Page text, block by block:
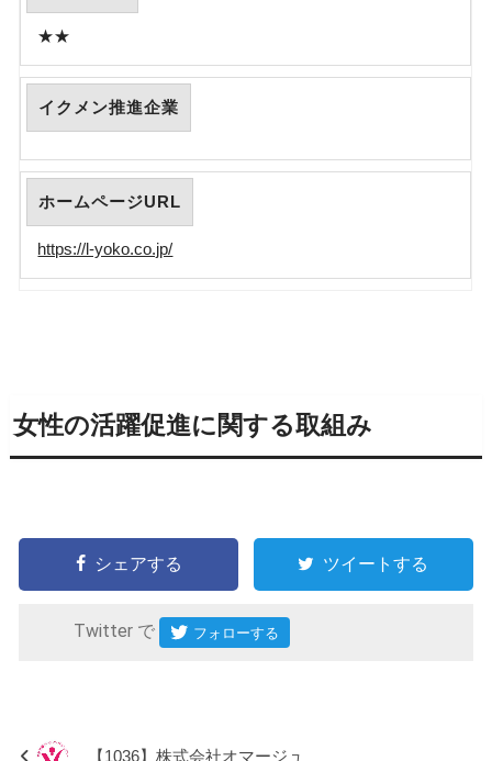
★★
イクメン推進企業
ホームページURL
https://l-yoko.co.jp/
女性の活躍促進に関する取組み
シェアする ツイートする
Twitter で
【1036】株式会社オマージュ